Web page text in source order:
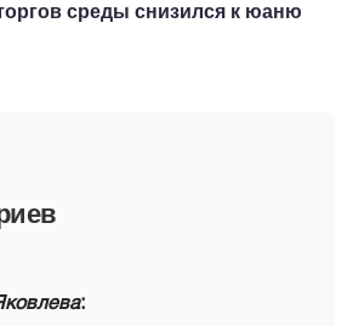
среды снизился к юаню
: